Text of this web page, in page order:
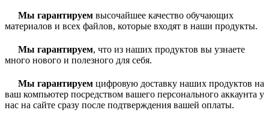
Мы гарантируем высочайшее качество обучающих
материалов и всех файлов, которые входят в наши продукты.
Мы гарантируем, что из наших продуктов вы узнаете
много нового и полезного для себя.
Мы гарантируем цифровую доставку наших продуктов на
ваш компьютер посредством вашего персонального аккаунта у
нас на сайте сразу после подтверждения вашей оплаты.